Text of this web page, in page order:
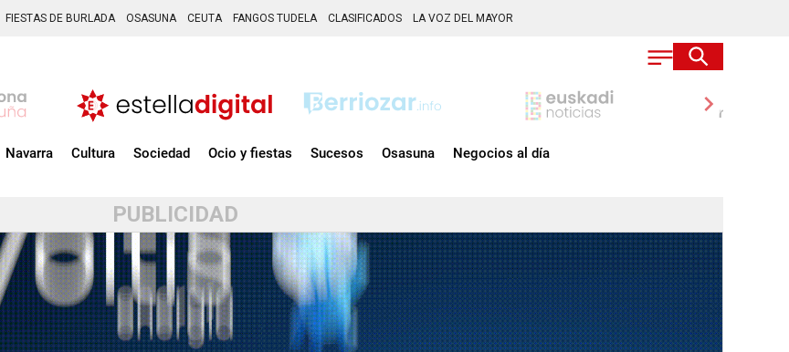
FIESTAS DE BURLADA OSASUNA CEUTA FANGOS TUDELA CLASIFICADOS LA VOZ DEL MAYOR
chevron_right
Navarra Cultura Sociedad Ocio y fiestas Sucesos Osasuna Negocios al día
PUBLICIDAD